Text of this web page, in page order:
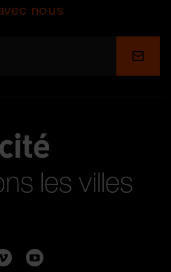
nous
les villes